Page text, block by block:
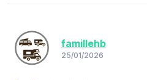
famillehb
25/01/2026